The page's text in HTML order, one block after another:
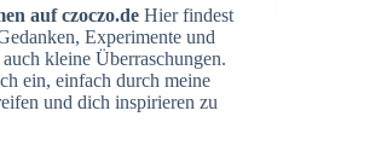
auf czoczo.de Hier findest
Experimente und
kleine Überraschungen.
ein, einfach durch meine
und dich inspirieren zu